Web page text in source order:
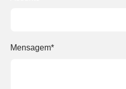
Mensagem*